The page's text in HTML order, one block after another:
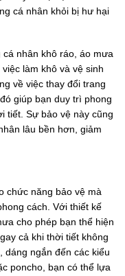
cá nhân khỏi bị hư hại
nhân khô ráo, áo mưa
làm khô và vệ sinh
về việc thay đổi trang
giúp bạn duy trì phong
tiết. Sự bảo vệ này cũng
lâu bền hơn, giảm
chức năng bảo vệ mà
cách. Với thiết kế
cho phép bạn thể hiện
cả khi thời tiết không
dáng ngắn đến các kiểu
poncho, bạn có thể lựa